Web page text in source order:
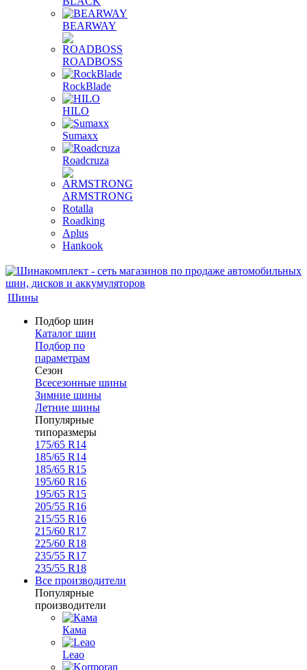
BEARWAY
ROADBOSS
RockBlade
HILO
Sumaxx
Roadcruza
ARMSTRONG
Rotalla
Roadking
Aplus
Hankook
Шины
Подбор шин
Каталог шин
Подбор по
параметрам
Сезон
Всесезонные шины
Зимние шины
Летние шины
Популярные
типоразмеры
175/65 R14
185/65 R14
185/65 R15
195/60 R16
195/65 R15
205/55 R16
215/55 R16
215/60 R17
225/60 R18
235/55 R17
235/55 R18
Все производители
Популярные
производители
Кама
Leao